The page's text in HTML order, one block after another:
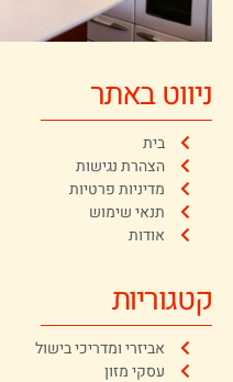
ניווט באתר
בית
הצהרת נגישות
מדיניות פרטיות
תנאי שימוש
אודות
קטגוריות
אביזרי ומדריכי בישול
עסקי מזון